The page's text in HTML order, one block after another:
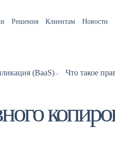
Решения Клиентам Новости
(BaaS) Что такое